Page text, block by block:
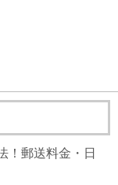
！郵送料金・日